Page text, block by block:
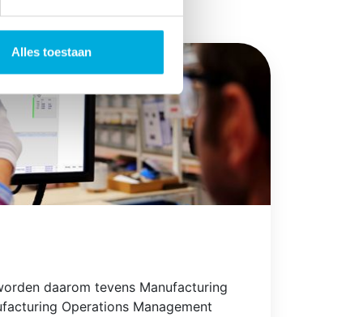
Alles toestaan
daarom tevens Manufacturing
Operations Management